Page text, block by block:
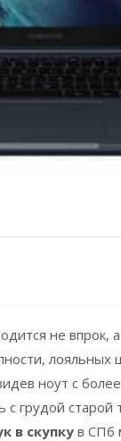
не впрок,
ноут с
грудой старой
в скупку в СПб